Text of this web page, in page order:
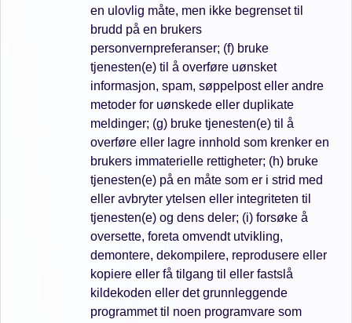
en ulovlig måte, men ikke begrenset til
brudd på en brukers
personvernpreferanser; (f) bruke
tjenesten(e) til å overføre uønsket
informasjon, spam, søppelpost eller andre
metoder for uønskede eller duplikate
meldinger; (g) bruke tjenesten(e) til å
overføre eller lagre innhold som krenker en
brukers immaterielle rettigheter; (h) bruke
tjenesten(e) på en måte som er i strid med
eller avbryter ytelsen eller integriteten til
tjenesten(e) og dens deler; (i) forsøke å
oversette, foreta omvendt utvikling,
demontere, dekompilere, reprodusere eller
kopiere eller få tilgang til eller fastslå
kildekoden eller det grunnleggende
programmet til noen programvare som